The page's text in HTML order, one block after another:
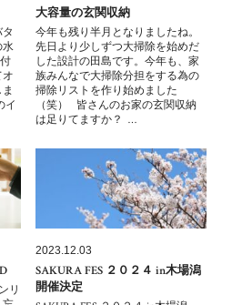
水
イ
大容量の玄関収納
今年も残り半月となりましたね。
先日より少しずつ大掃除を始めだ
した設計の田島です。今年も、家
族みんなで大掃除分担をする為の
掃除リストを作り始めました
（笑） 皆さんのお家の玄関収納
は足りてますか？ …
リ
2023.12.03
SAKURA FES ２０２４ in木場潟
開催決定